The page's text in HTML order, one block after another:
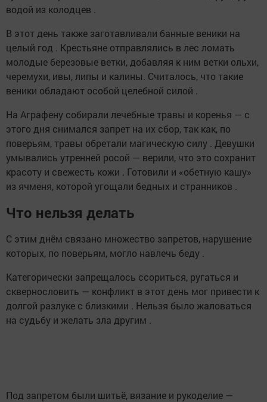
водой из колодцев .
В этот день также заготавливали банные веники на
целый год . Крестьяне отправлялись в лес ломать
молодые березовые ветки, добавляя к ним ветки ольхи,
черемухи, ивы, липы и калины. Считалось, что такие
веники обладают особой целебной силой .
На Аграфену собирали лечебные травы и коренья — с
этого дня снимался запрет на их сбор, так как, по
поверьям, травы обретали магическую силу . Девушки
умывались утренней росой — верили, что это сохранит
красоту и свежесть кожи . Готовили и «обетную кашу»
из ячменя, которой угощали бедных и странников .
Что нельзя делать
С этим днём связано множество запретов, нарушение
которых, по поверьям, могло навлечь беду .
Категорически запрещалось ссориться, ругаться и
сквернословить — конфликт в этот день мог привести к
долгой разлуке с близкими . Нельзя было жаловаться
на судьбу и желать зла другим .
Под запретом были шитьё, вязание и рукоделие —